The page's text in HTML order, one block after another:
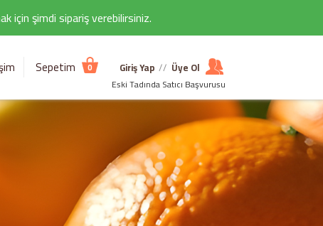
için şimdi sipariş verebilirsiniz.
Sepetim 0 Giriş Yap // Üye Ol
Eski Tadında Satıcı Başvurusu